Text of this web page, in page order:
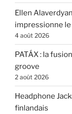
Ellen
impressionne
4 août 2026
PATÁX : la
groove
2 août 2026
Headphone
finlandais